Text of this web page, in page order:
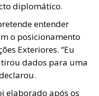
diplomático.
entender
o posicionamento
Exteriores. “Eu
dados para uma
elaborado após os